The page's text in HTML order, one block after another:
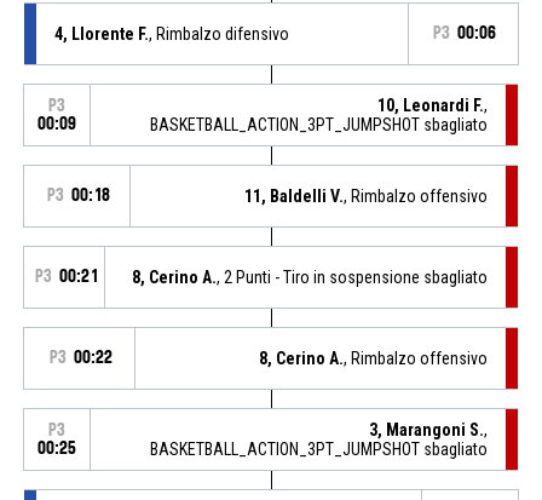
4, Llorente F., Rimbalzo difensivo P3 00:06
P3
00:09
10, Leonardi F.,
BASKETBALL_ACTION_3PT_JUMPSHOT sbagliato
P3 00:18 11, Baldelli V., Rimbalzo offensivo
P3 00:21 8, Cerino A., 2 Punti - Tiro in sospensione sbagliato
P3 00:22 8, Cerino A., Rimbalzo offensivo
P3
00:25
3, Marangoni S.,
BASKETBALL_ACTION_3PT_JUMPSHOT sbagliato